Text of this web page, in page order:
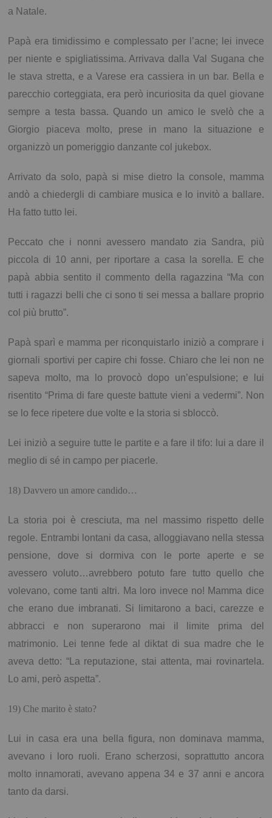
a Natale.
Papà era timidissimo e complessato per l’acne; lei invece
per niente e spigliatissima. Arrivava dalla Val Sugana che
le stava stretta, e a Varese era cassiera in un bar. Bella e
parecchio corteggiata, era però incuriosita da quel giovane
sempre a testa bassa. Quando un amico le svelò che a
Giorgio piaceva molto, prese in mano la situazione e
organizzò un pomeriggio danzante col jukebox.
Arrivato da solo, papà si mise dietro la console, mamma
andò a chiedergli di cambiare musica e lo invitò a ballare.
Ha fatto tutto lei.
Peccato che i nonni avessero mandato zia Sandra, più
piccola di 10 anni, per riportare a casa la sorella. E che
papà abbia sentito il commento della ragazzina “Ma con
tutti i ragazzi belli che ci sono ti sei messa a ballare proprio
col più brutto”.
Papà sparì e mamma per riconquistarlo iniziò a comprare i
giornali sportivi per capire chi fosse. Chiaro che lei non ne
sapeva molto, ma lo provocò dopo un’espulsione; e lui
risentito “Prima di fare queste battute vieni a vedermi”. Non
se lo fece ripetere due volte e la storia si sbloccò.
Lei iniziò a seguire tutte le partite e a fare il tifo: lui a dare il
meglio di sé in campo per piacerle.
18) Davvero un amore candido…
La storia poi è cresciuta, ma nel massimo rispetto delle
regole. Entrambi lontani da casa, alloggiavano nella stessa
pensione, dove si dormiva con le porte aperte e se
avessero voluto…avrebbero potuto fare tutto quello che
volevano, come tanti altri. Ma loro invece no! Mamma dice
che erano due imbranati. Si limitarono a baci, carezze e
abbracci e non superarono mai il limite prima del
matrimonio. Lei tenne fede al diktat di sua madre che le
aveva detto: “La reputazione, stai attenta, mai rovinartela.
Lo ami, però aspetta”.
19) Che marito è stato?
Lui in casa era una bella figura, non dominava mamma,
avevano i loro ruoli. Erano scherzosi, soprattutto ancora
molto innamorati, avevano appena 34 e 37 anni e ancora
tanto da darsi.